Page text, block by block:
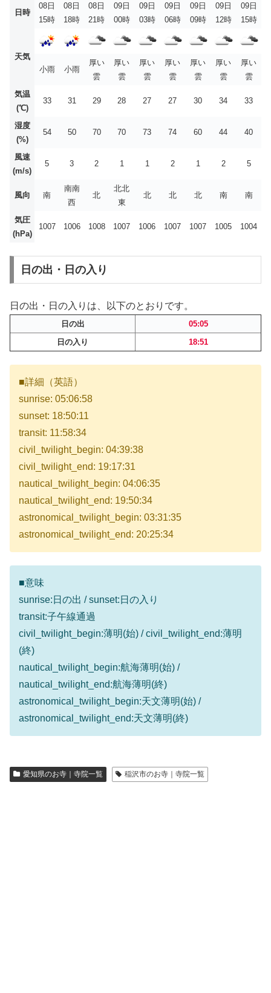
日時
08日
15時
08日
18時
08日
21時
09日
00時
09日
03時
09日
06時
09日
09時
09日
12時
09日
15時
天気
小雨
小雨
厚い
雲
厚い
雲
厚い
雲
厚い
雲
厚い
雲
厚い
雲
厚い
雲
気温
(℃)
33 31 29 28 27 27 30 34 33
湿度
(%)
54 50 70 70 73 74 60 44 40
風速
(m/s)
5 3 2 1 1 2 1 2 5
風向 南
南南
西
北
北北
東
北 北 北 南 南
気圧
(hPa)
1007 1006 1008 1007 1006 1007 1007 1005 1004
日の出・日の入り
日の出・日の入りは、以下のとおりです。
日の出
05:05
日の入り
18:51
■詳細（英語）
sunrise: 05:06:58
sunset: 18:50:11
transit: 11:58:34
civil_twilight_begin: 04:39:38
civil_twilight_end: 19:17:31
nautical_twilight_begin: 04:06:35
nautical_twilight_end: 19:50:34
astronomical_twilight_begin: 03:31:35
astronomical_twilight_end: 20:25:34
■意味
sunrise:日の出 / sunset:日の入り
transit:子午線通過
civil_twilight_begin:薄明(始) / civil_twilight_end:薄明
(終)
nautical_twilight_begin:航海薄明(始) /
nautical_twilight_end:航海薄明(終)
astronomical_twilight_begin:天文薄明(始) /
astronomical_twilight_end:天文薄明(終)
愛知県のお寺｜寺院一覧 稲沢市のお寺｜寺院一覧